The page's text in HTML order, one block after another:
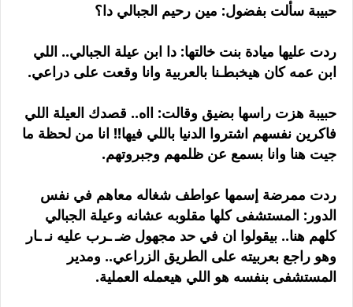
حبيبة سألت بفضول: مين رحيم الجبالي دا؟
ردت عليها ميادة بنت خالتها: دا ابن عيلة الجبالي.. اللي
ابن عمه كان هيخبطـنا بالعربية وانا وقعت على دراعي.
حبيبة هزت راسها بضيق وقالت: ااه.. قصدك العيلة اللي
فاكرين نفسهم اشتروا الدنيا باللي فيها!! انا من لحظة ما
جيت هنا وانا بسمع عن ظلمهم وجبروتهم.
ردت ممرضة إسمها عواطف شغاله معاهم في نفس
الدور: المستشفى كلها مقلوبه عشانه وعيلة الجبالي
كلهم هنا.. بيقولوا ان في حد مجهول ضـ ـرب عليه نـ ـار
وهو راجع بعربيته على الطريق الزراعي.. ومدير
المستشفى بنفسه هو اللي هيعمله العملية.